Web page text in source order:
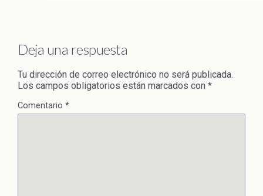
Deja una respuesta
Tu dirección de correo electrónico no será publicada.
Los campos obligatorios están marcados con *
Comentario *